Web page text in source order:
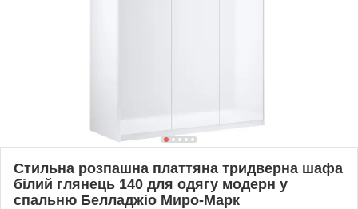
Стильна розпашна платтяна тридверна шафа
білий глянець 140 для одягу модерн у
спальню Белладжіо Миро-Марк